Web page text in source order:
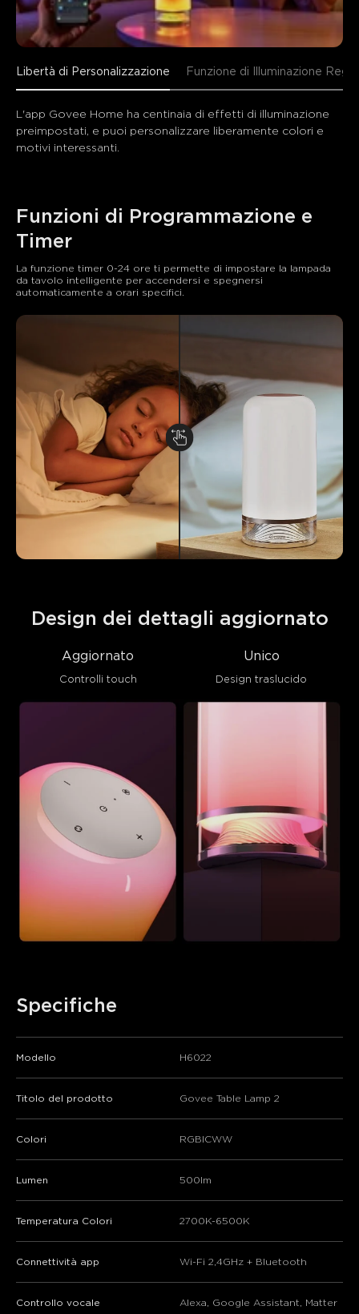
Libertà di Personalizzazione Funzione di Illuminazione
L'app Govee Home ha centinaia di effetti di illuminazione
preimpostati, e puoi personalizzare liberamente colori e
motivi interessanti.
Funzioni di Programmazione e
Timer
La funzione timer 0-24 ore ti permette di impostare la lampada
da tavolo intelligente per accendersi e spegnersi
automaticamente a orari specifici.
Design dei dettagli aggiornato
Aggiornato
Controlli touch
Unico
Design traslucido
Specifiche
Modello H6022
Titolo del prodotto Govee Table Lamp 2
Colori RGBICWW
Lumen 500lm
Temperatura Colori 2700K-6500K
Connettività app Wi-Fi 2,4GHz + Bluetooth
Controllo vocale Alexa, Google Assistant, Matter